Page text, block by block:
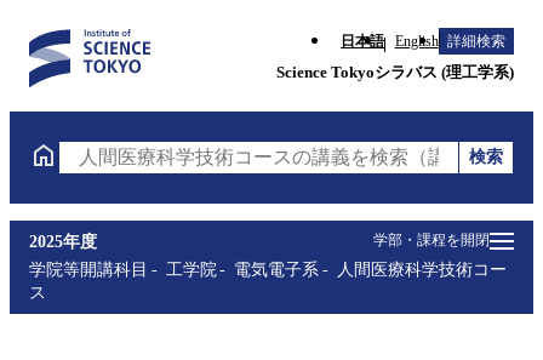
日本語 English 詳細検索
Science Tokyoシラバス (理工学系)
人間医療科学技術コースの講義を検索（講義名・科
検索
学部・課程を開閉
2025年度
学院等開講科目
工学院 電気電子系
人間医療科学技術コー
ス